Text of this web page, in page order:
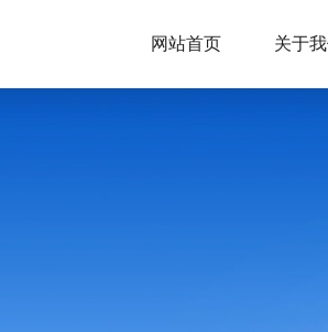
网站首页 关于